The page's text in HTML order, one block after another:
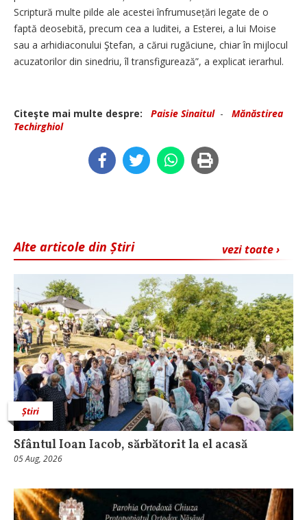
Scriptură multe pilde ale acestei înfrumusețări legate de o
faptă deosebită, precum cea a Iuditei, a Esterei, a lui Moise
sau a arhidiaconului Ştefan, a cărui rugăciune, chiar în mijlocul
acuzatorilor din sinedriu, îl transfigurează”, a explicat ierarhul.
Citeşte mai multe despre: Paisie Sinaitul- Mănăstirea
Techirghiol
vezi toate ›
Alte articole din Știri
Știri
Sfântul Ioan Iacob, sărbătorit la el acasă
05 Aug, 2026